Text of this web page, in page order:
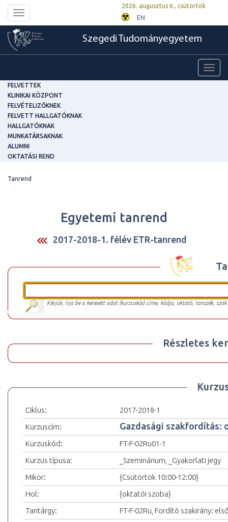
Toggle
navigation
2026. augusztus 6., csütörtök
EN
Szegedi Tudományegyetem
FELVETTEK
KLINIKAI KÖZPONT
FELVÉTELIZŐKNEK
FELVETT HALLGATÓKNAK
HALLGATÓKNAK
MUNKATÁRSAKNAK
ALUMNI
OKTATÁSI REND
Tanrend
Egyetemi tanrend
2017-2018-1. félév ETR-tanrend
Kérjük, írja be a keresett adat (kurzuskód címe, kódja, oktató, tanszék,
Részletes
Ciklus:
2017-2018-1
Kurzuscím:
Gazdasági szakfordítás:
Kurzuskód:
FT-F-02Ru01-1
Kurzus típusa:
_Szeminárium, _Gyakorlati jegy
Mikor:
{Csütörtök 10:00-12:00}
Hol:
{oktatói szoba}
Tantárgy:
FT-F-02Ru, Fordító szakirány: